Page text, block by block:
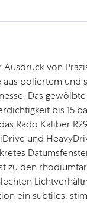
Ausdruck von
aus poliertem
Das
bis 15
Rado Kaliber
und
zu den
ein subtiles,